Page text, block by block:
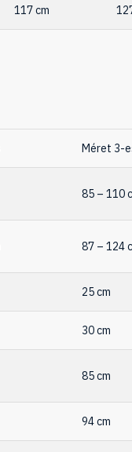
117 cm
Méret 3-
85 – 110
87 – 124
25 cm
30 cm
85 cm
94 cm